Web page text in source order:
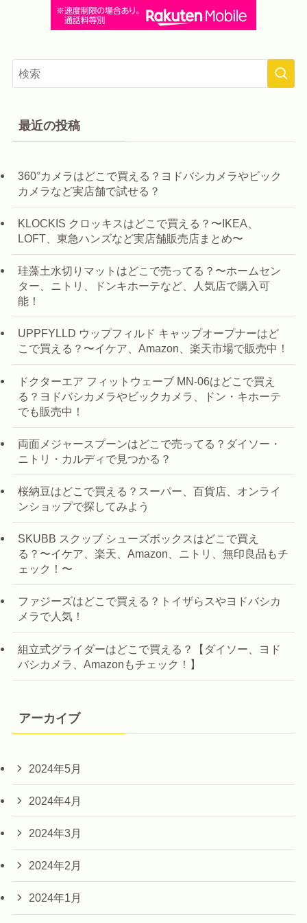
最近の投稿
360°カメラはどこで買える？ヨドバシカメラやビック
カメラなど実店舗で試せる？
KLOCKIS クロッキスはどこで買える？〜IKEA、
LOFT、東急ハンズなど実店舗販売店まとめ〜
珪藻土水切りマットはどこで売ってる？〜ホームセン
ター、ニトリ、ドンキホーテなど、人気店で購入可
能！
UPPFYLLD ウップフィルド キャップオープナーはど
こで買える？〜イケア、Amazon、楽天市場で販売中！
ドクターエア フィットウェーブ MN-06はどこで買え
る？ヨドバシカメラやビックカメラ、ドン・キホーテ
でも販売中！
両面メジャースプーンはどこで売ってる？ダイソー・
ニトリ・カルディで見つかる？
桜納豆はどこで買える？スーパー、百貨店、オンライ
ンショップで探してみよう
SKUBB スクッブ シューズボックスはどこで買え
る？〜イケア、楽天、Amazon、ニトリ、無印良品もチ
ェック！〜
ファジーズはどこで買える？トイザらスやヨドバシカ
メラで人気！
組立式グライダーはどこで買える？【ダイソー、ヨド
バシカメラ、Amazonもチェック！】
アーカイブ
2024年5月
2024年4月
2024年3月
2024年2月
2024年1月